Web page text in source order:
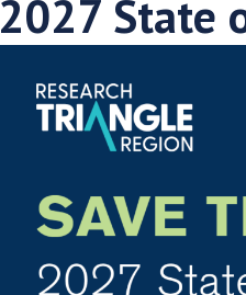
2027 State